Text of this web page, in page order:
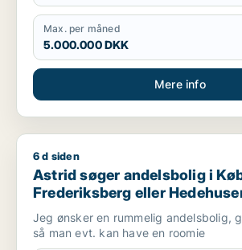
Max. per måned
5.000.000 DKK
Mere info
Astrid søger andelsbolig i
6 d siden
Astrid søger andelsbolig i
Frederiksberg eller
Jeg ønsker en rummelig andelsbolig,
så man evt. kan have en roomie